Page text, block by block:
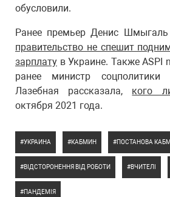
обусловили.
Ранее премьер Денис Шмыгаль
правительство не спешит
зарплату в Украине. Также ASPI
ранее министр
Лазебная рассказала, кого
октября 2021 года.
УКРАИНА КАБМИН ПОСТАНОВА
ВІДСТОРОНЕННЯ ВІД РОБОТИ ВЧИТЕЛІ
ПАНДЕМІЯ